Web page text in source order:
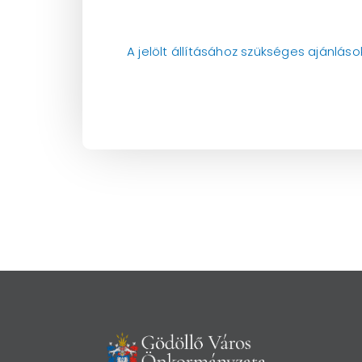
A jelölt állításához szükséges